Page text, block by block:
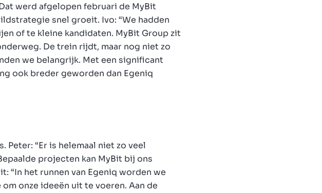
werd afgelopen februari de MyBit
snel groeit. Ivo: “We hadden
of te kleine kandidaten. MyBit Group zit
De trein rijdt, maar nog niet zo
we belangrijk. Met een significant
ook breder geworden dan Egeniq
Peter: “Er is helemaal niet zo veel
projecten kan MyBit bij ons
“In het runnen van Egeniq worden we
onze ideeën uit te voeren. Aan de